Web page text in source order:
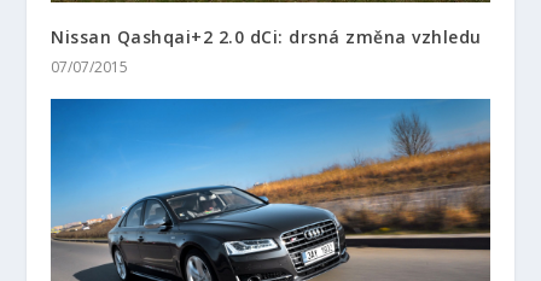
Nissan Qashqai+2 2.0 dCi: drsná změna vzhledu
07/07/2015